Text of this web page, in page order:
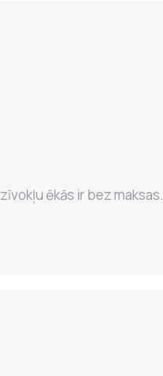
ēkās ir bez maksas.